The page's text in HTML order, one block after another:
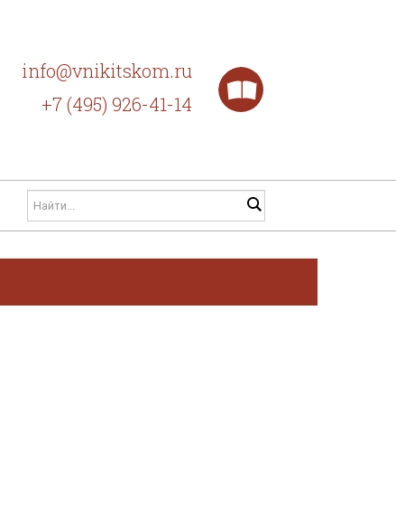
info@vnikitskom.ru
+7 (495) 926-41-14